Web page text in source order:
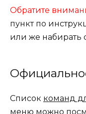
Обратите
пункт по
или же набирать
Список команд
меню можно